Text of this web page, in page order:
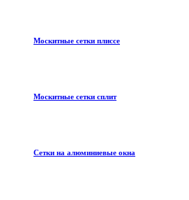
Москитные сетки плиссе
Москитные сетки сплит
Сетки на алюминиевые окна